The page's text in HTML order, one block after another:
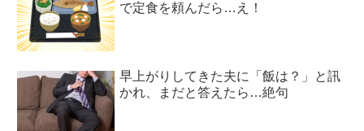
で定食を頼んだら…え！
早上がりしてきた夫に「飯は？」と訊
かれ、まだと答えたら…絶句